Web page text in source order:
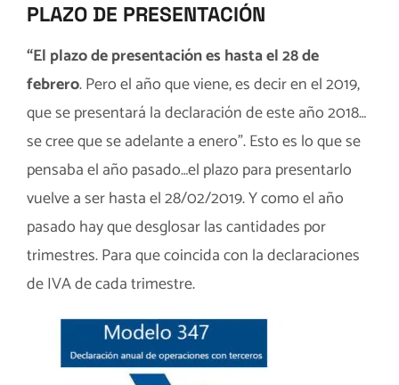
PLAZO DE PRESENTACIÓN
“El plazo de presentación es hasta el 28 de
febrero. Pero el año que viene, es decir en el 2019,
que se presentará la declaración de este año 2018…
se cree que se adelante a enero”. Esto es lo que se
pensaba el año pasado…el plazo para presentarlo
vuelve a ser hasta el 28/02/2019. Y como el año
pasado hay que desglosar las cantidades por
trimestres. Para que coincida con la declaraciones
de IVA de cada trimestre.